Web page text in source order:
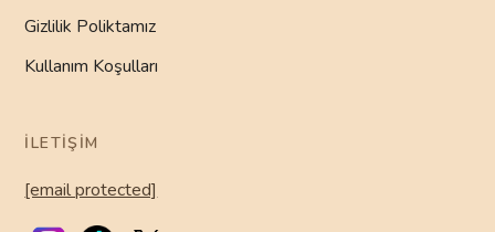
Gizlilik Poliktamız
Kullanım Koşulları
İLETIŞIM
[email protected]